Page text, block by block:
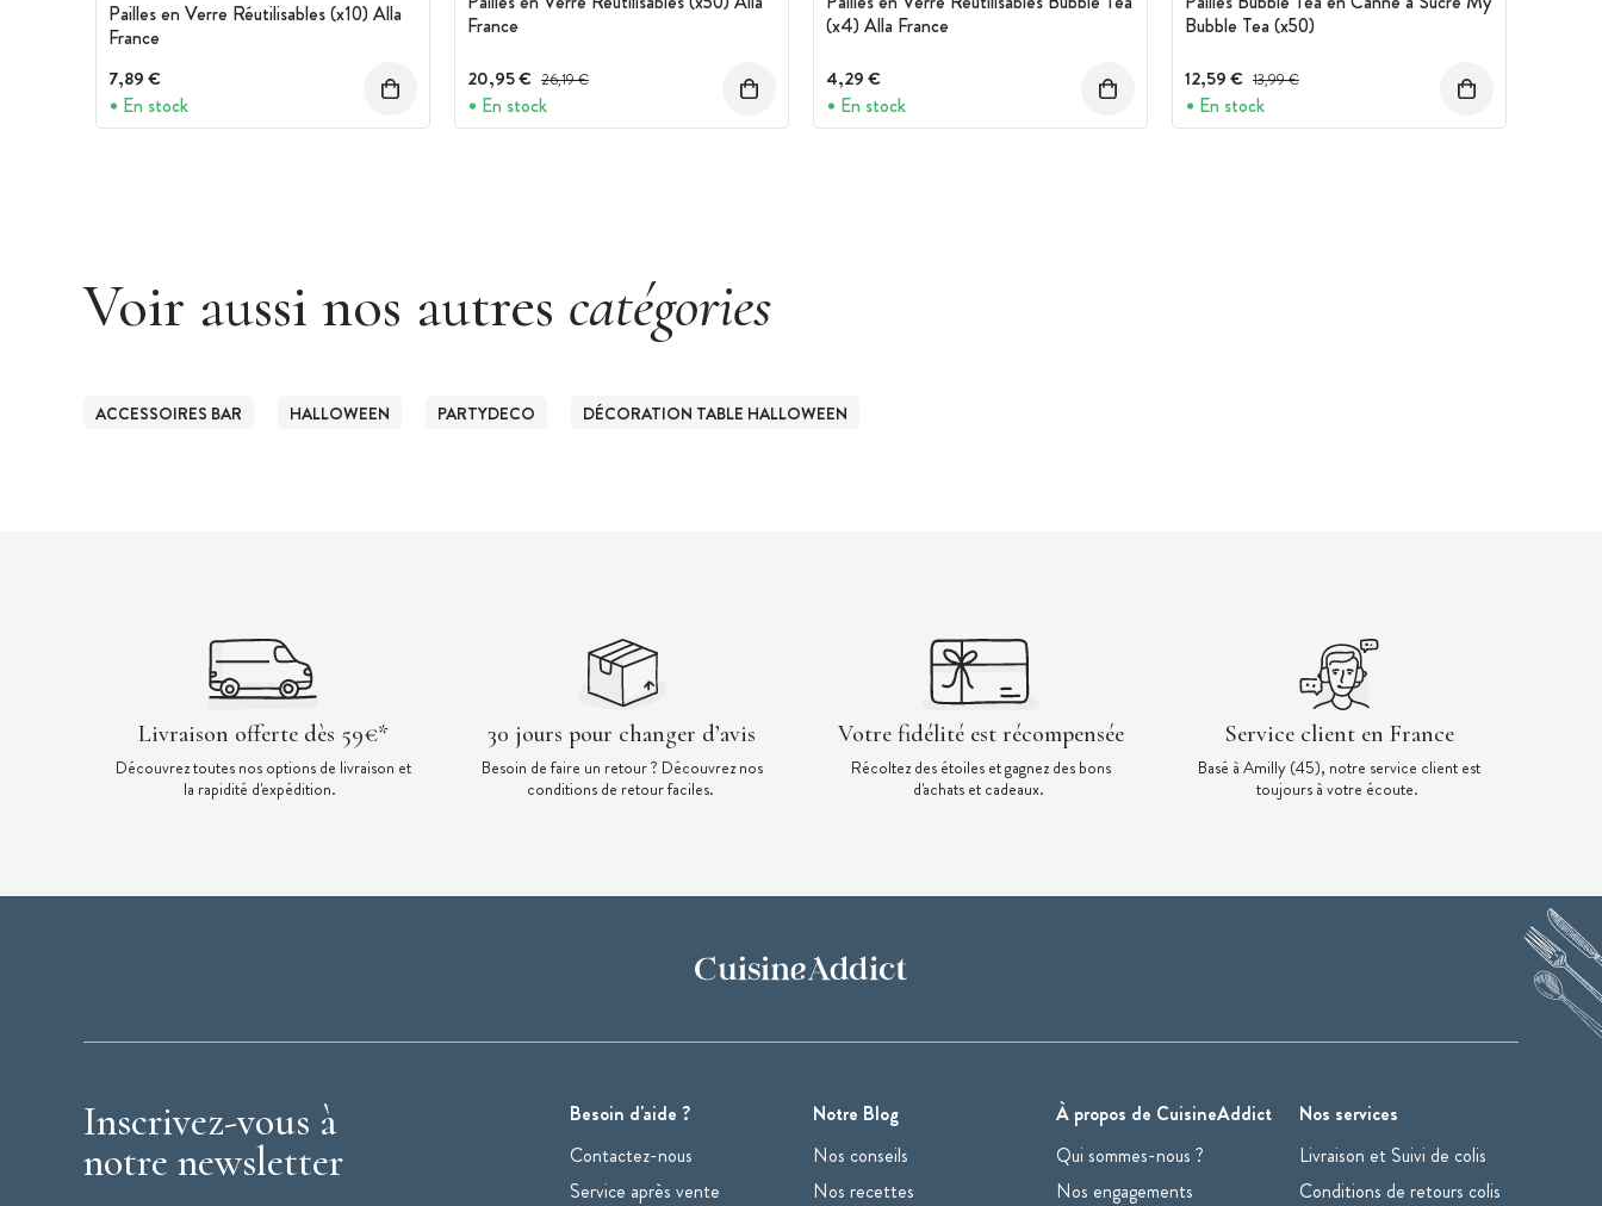
Pailles en Verre Réutilisables (x10) Alla
France
7,89 €
En stock
France
20,95 € Prix avant réduction :
26,19 €
En stock
(x4) Alla France
4,29 €
En stock
Bubble Tea (x50)
12,59 € Prix avant réduction :
13,99 €
En stock
Voir aussi nos autres catégories
ACCESSOIRES BAR HALLOWEEN PARTYDECO DÉCORATION TABLE HALLOWEEN
Livraison offerte dès 59€*
Découvrez toutes nos options de livraison et
la rapidité d'expédition.
30 jours pour changer d’avis
Besoin de faire un retour ? Découvrez nos
conditions de retour faciles.
Votre fidélité est récompensée
Récoltez des étoiles et gagnez des bons
d'achats et cadeaux.
Service client en France
Basé à Amilly (45), notre service client est
toujours à votre écoute.
Besoin d'aide ?
Contactez-nous
Service après vente
Notre Blog
Nos conseils
Nos recettes
À propos de CuisineAddict
Qui sommes-nous ?
Nos engagements
Nos services
Livraison et Suivi de colis
Conditions de retours colis
Inscrivez-vous à
notre newsletter